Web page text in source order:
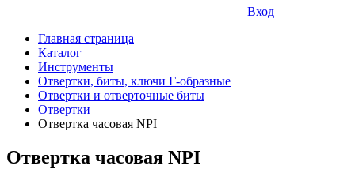
Вход
Главная страница
Каталог
Инструменты
Отвертки, биты, ключи Г-образные
Отвертки и отверточные биты
Отвертки
Отвертка часовая NPI
Отвертка часовая NPI